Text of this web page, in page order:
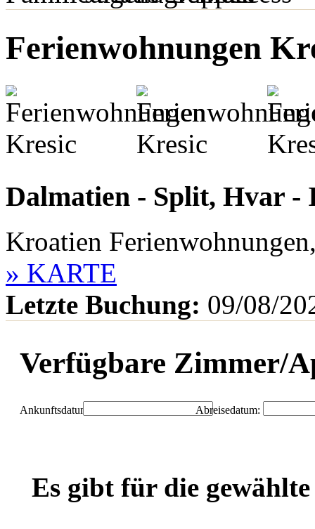
Ferienwohnungen
Dalmatien - Split, Hvar -
Kroatien
» KARTE
Letzte Buchung: 09/08/
Verfügbare Zimmer/
Ankunftsdatum: Abreisedatum:
Es gibt für die